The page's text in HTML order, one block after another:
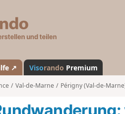
a
n
d
↗ Visorando Premium
Val-de-Marne Périgny (Val-de-